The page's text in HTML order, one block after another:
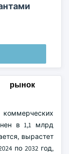
рынок
в 1,1 млрд
вырастет
по 2032 год,